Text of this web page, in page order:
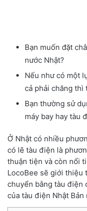
Bạn muốn đặt
nước Nhật?
Nếu như có một
cả phải chăng thì
Bạn thường sử
máy bay hay tàu
Ở Nhật có nhiều
có lẽ tàu điện là
thuận tiện và còn nổi
LocoBee sẽ giới thiệu
chuyển bằng tàu điện
của tàu điện Nhật Bản